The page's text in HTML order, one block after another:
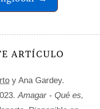
ARTÍCULO
y Ana Gardey.
Amagar - Qué es,